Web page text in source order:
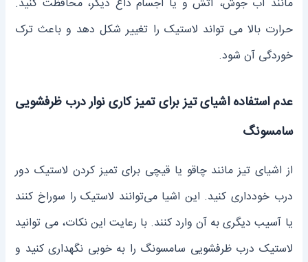
مانند آب جوش، آتش و یا اجسام داغ دیگر، محافظت کنید.
حرارت بالا می ‌تواند لاستیک را تغییر شکل دهد و باعث ترک
خوردگی آن شود.
عدم استفاده اشیای تیز برای تمیز کاری نوار درب ظرفشویی
سامسونگ
از اشیای تیز مانند چاقو یا قیچی برای تمیز کردن لاستیک دور
درب خودداری کنید. این اشیا می‌توانند لاستیک را سوراخ کنند
یا آسیب دیگری به آن وارد کنند. با رعایت این نکات، می‌ توانید
لاستیک درب ظرفشویی سامسونگ را به خوبی نگهداری کنید و